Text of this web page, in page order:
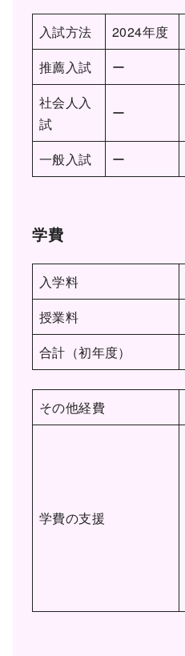
入試方法 2024年度
推薦入試
ー
社会人入
試
ー
一般入試 ー
学費
入学料
授業料
合計（初年度）
その他経費
学費の支援